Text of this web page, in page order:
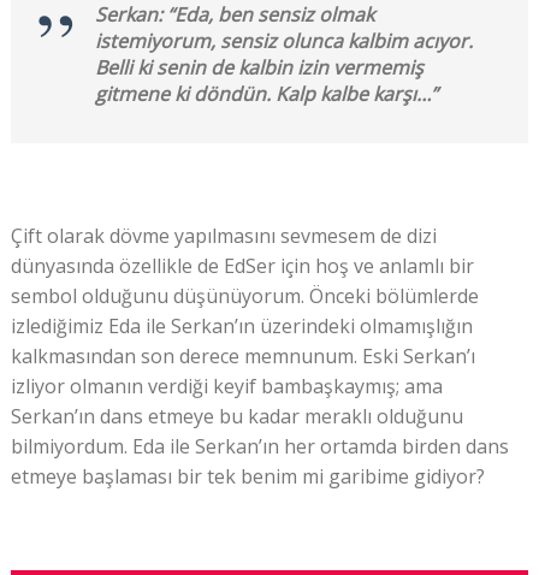
Serkan: “Eda, ben sensiz olmak
istemiyorum, sensiz olunca kalbim acıyor.
Belli ki senin de kalbin izin vermemiş
gitmene ki döndün. Kalp kalbe karşı…”
Çift olarak dövme yapılmasını sevmesem de dizi
dünyasında özellikle de EdSer için hoş ve anlamlı bir
sembol olduğunu düşünüyorum. Önceki bölümlerde
izlediğimiz Eda ile Serkan’ın üzerindeki olmamışlığın
kalkmasından son derece memnunum. Eski Serkan’ı
izliyor olmanın verdiği keyif bambaşkaymış; ama
Serkan’ın dans etmeye bu kadar meraklı olduğunu
bilmiyordum. Eda ile Serkan’ın her ortamda birden dans
etmeye başlaması bir tek benim mi garibime gidiyor?